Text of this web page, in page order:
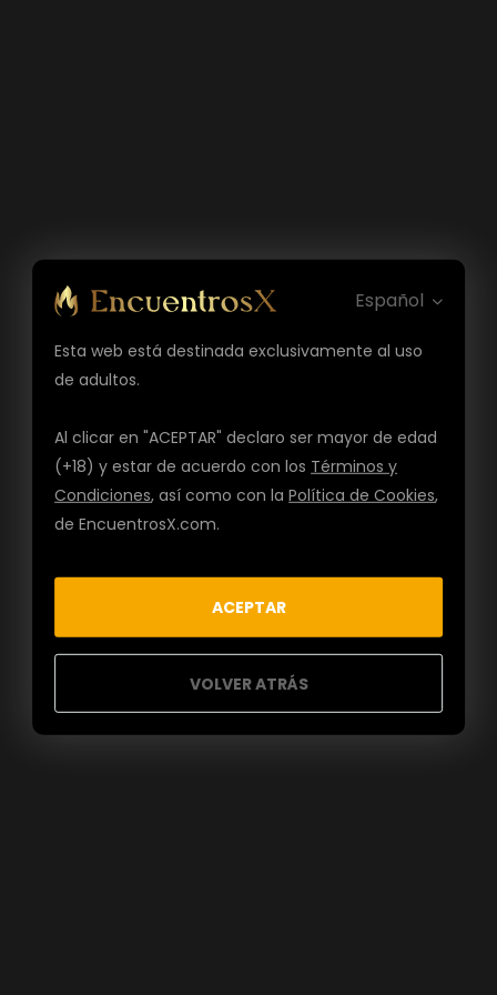
Español
Esta web está destinada exclusivamente al uso
de adultos.
Al clicar en "ACEPTAR" declaro ser mayor de edad
(+18) y estar de acuerdo con los Términos y
Condiciones, así como con laPolítica de Cookies,
de EncuentrosX.com.
ACEPTAR
VOLVER ATRÁS